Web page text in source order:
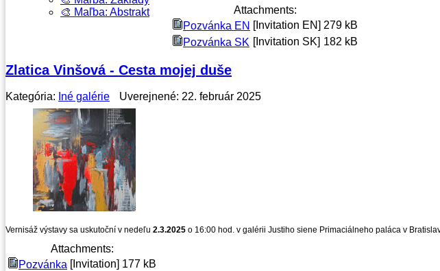
🎨 Maľba: Abstrakt
Attachments:
Pozvánka EN [Invitation EN] 279 kB
Pozvánka SK [Invitation SK] 182 kB
Zlatica Vinšová - Cesta mojej duše
Kategória: Iné galérie Uverejnené: 22. február 2025
Vernisáž výstavy sa uskutoční v nedeľu 2.3.2025 o 16:00 hod. v galérii Justiho siene Primaciálneho paláca v
Attachments:
Pozvánka [Invitation] 177 kB